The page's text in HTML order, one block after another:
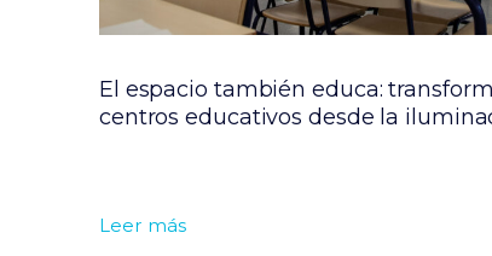
El espacio también educa:
centros educativos desde la
Leer más